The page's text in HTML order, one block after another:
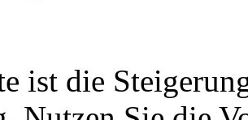
ist die